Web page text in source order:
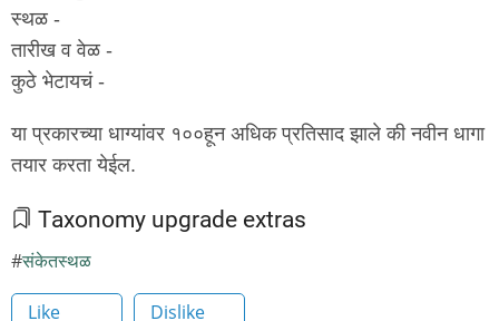
स्थळ -
तारीख व वेळ -
कुठे भेटायचं -
या प्रकारच्या धाग्यांवर १००हून अधिक प्रतिसाद झाले की नवीन धागा
तयार करता येईल.
Taxonomy upgrade extras
संकेतस्थळ
Like Dislike